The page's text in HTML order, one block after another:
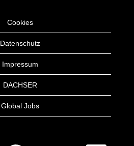
Cookies
Datenschutz
Impressum
DACHSER
Global Jobs